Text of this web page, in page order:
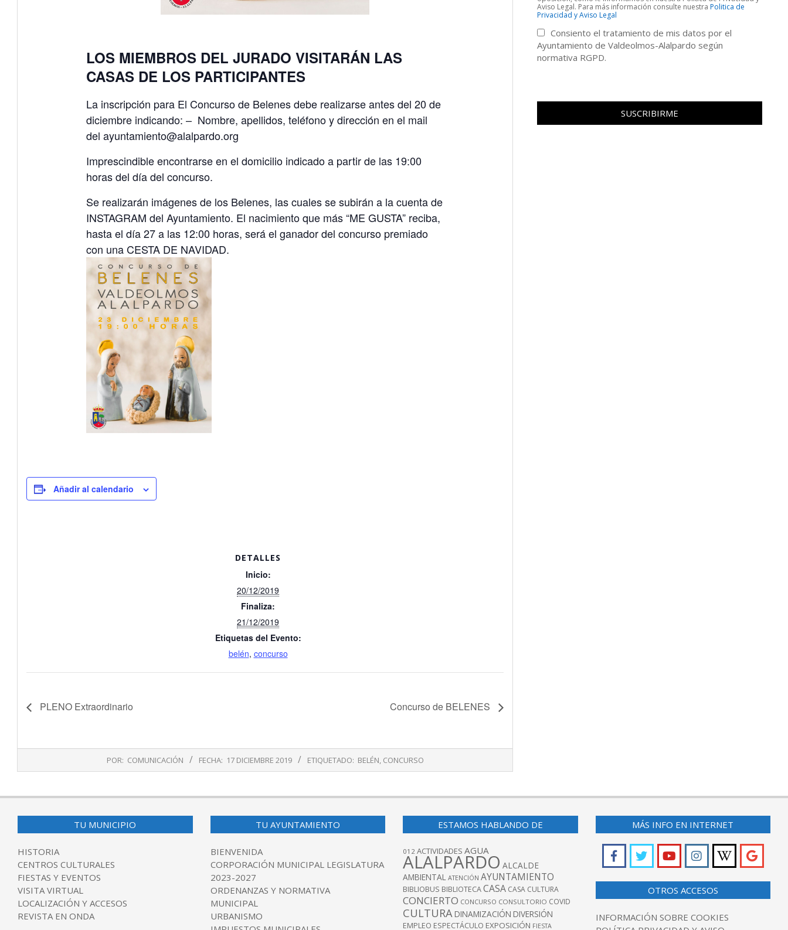
LOS MIEMBROS DEL JURADO VISITARÁN LAS
CASAS DE LOS PARTICIPANTES
La inscripción para El Concurso de Belenes debe realizarse antes del 20 de
diciembre indicando: – Nombre, apellidos, teléfono y dirección en el mail
del ayuntamiento@alalpardo.org
Imprescindible encontrarse en el domicilio indicado a partir de las 19:00
horas del día del concurso.
Se realizarán imágenes de los Belenes, las cuales se subirán a la cuenta de
INSTAGRAM del Ayuntamiento. El nacimiento que más “ME GUSTA” reciba,
hasta el día 27 a las 12:00 horas, será el ganador del concurso premiado
con una CESTA DE NAVIDAD.
Añadir al calendario
DETALLES
Inicio:
20/12/2019
Finaliza:
21/12/2019
Etiquetas del Evento:
belén, concurso
PLENO Extraordinario Concurso de BELENES
POR: COMUNICACIÓN FECHA: 17 DICIEMBRE 2019 ETIQUETADO: BELÉN, CONCURSO
Aviso Legal. Para más información consulte nuestraPolitica de
Privacidad y Aviso Legal
Consiento el tratamiento de mis datos por el
Ayuntamiento de Valdeolmos-Alalpardo según
normativa RGPD.
TU MUNICIPIO
HISTORIA
CENTROS CULTURALES
FIESTAS Y EVENTOS
VISITA VIRTUAL
LOCALIZACIÓN Y ACCESOS
REVISTA EN ONDA
TU AYUNTAMIENTO
BIENVENIDA
CORPORACIÓN MUNICIPAL LEGISLATURA
2023-2027
ORDENANZAS Y NORMATIVA
MUNICIPAL
URBANISMO
ESTAMOS HABLANDO DE
012 ACTIVIDADES AGUA
ALALPARDO ALCALDE
AMBIENTAL ATENCIÓN AYUNTAMIENTO
BIBLIOBUS BIBLIOTECACASA CASA CULTURA
CONCIERTO CONCURSO CONSULTORIO COVID
CULTURA DINAMIZACIÓN DIVERSIÓN
EMPLEO ESPECTÁCULO EXPOSICIÓN FIESTA
MÁS INFO EN INTERNET
OTROS ACCESOS
INFORMACIÓN SOBRE COOKIES